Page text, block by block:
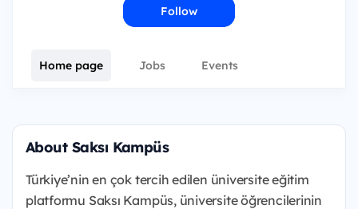
Follow
Home page Jobs Events
About Saksı Kampüs
Türkiye’nin en çok tercih edilen üniversite eğitim
platformu Saksı Kampüs, üniversite öğrencilerinin